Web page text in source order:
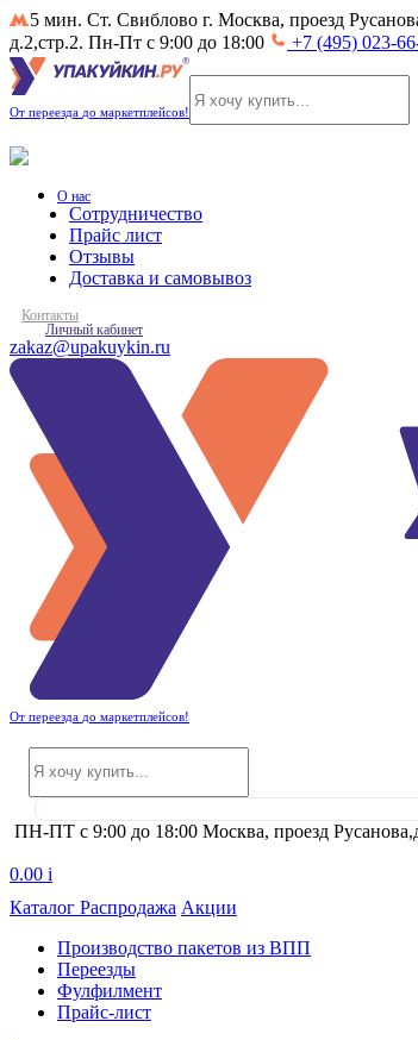
5 мин. Ст. Свиблово г. Москва, проезд
д.2,стр.2. Пн-Пт с 9:00 до 18:00
+7 (495) 023-
От переезда до маркетплейсов!
О нас
Сотрудничество
Прайс лист
Отзывы
Доставка и самовывоз
Контакты
Личный кабинет
zakaz@upakuykin.ru
От переезда до маркетплейсов!
ПН-ПТ с 9:00 до 18:00 Москва, проезд
0.00 i
Каталог Распродажа Акции
Производство пакетов из ВПП
Переезды
Фулфилмент
Прайс-лист